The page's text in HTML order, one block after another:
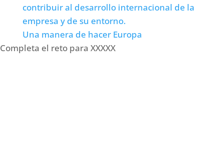
contribuir al desarrollo internacional de la
empresa y de su entorno.
Una manera de hacer Europa
Completa el reto para XXXXX